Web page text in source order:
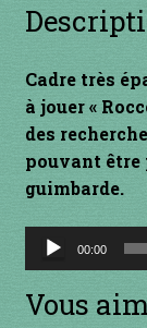
Mon Compte
Newsletter
Panier
Cadre très
à jouer «
des
pouvant être
guimbarde.
Lecteur
audio
00:00
Vous